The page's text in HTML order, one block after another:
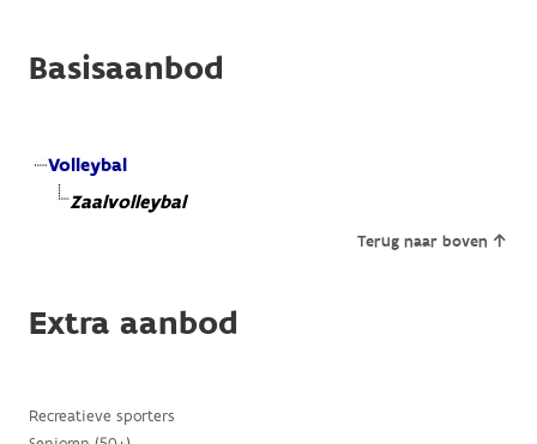
Basisaanbod
Volleybal
Zaalvolleybal
Terug naar boven
Extra aanbod
Recreatieve sporters